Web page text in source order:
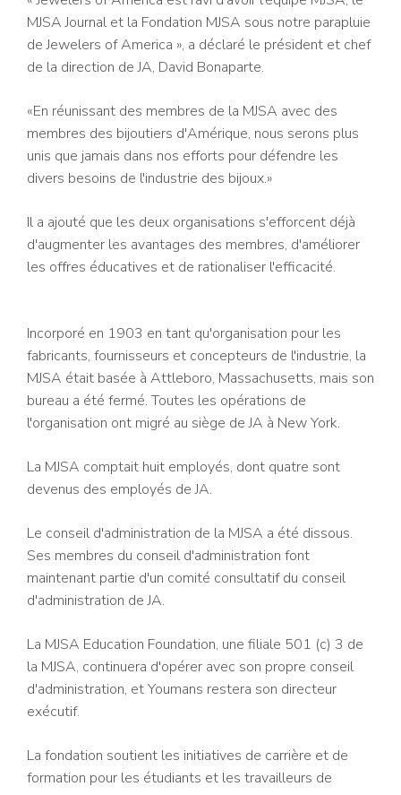
MJSA Journal et la Fondation MJSA sous notre parapluie
de Jewelers of America », a déclaré le président et chef
de la direction de JA, David Bonaparte.
«En réunissant des membres de la MJSA avec des
membres des bijoutiers d'Amérique, nous serons plus
unis que jamais dans nos efforts pour défendre les
divers besoins de l'industrie des bijoux.»
Il a ajouté que les deux organisations s'efforcent déjà
d'augmenter les avantages des membres, d'améliorer
les offres éducatives et de rationaliser l'efficacité.
Incorporé en 1903 en tant qu'organisation pour les
fabricants, fournisseurs et concepteurs de l'industrie, la
MJSA était basée à Attleboro, Massachusetts, mais son
bureau a été fermé. Toutes les opérations de
l'organisation ont migré au siège de JA à New York.
La MJSA comptait huit employés, dont quatre sont
devenus des employés de JA.
Le conseil d'administration de la MJSA a été dissous.
Ses membres du conseil d'administration font
maintenant partie d'un comité consultatif du conseil
d'administration de JA.
La MJSA Education Foundation, une filiale 501 (c) 3 de
la MJSA, continuera d'opérer avec son propre conseil
d'administration, et Youmans restera son directeur
exécutif.
La fondation soutient les initiatives de carrière et de
formation pour les étudiants et les travailleurs de